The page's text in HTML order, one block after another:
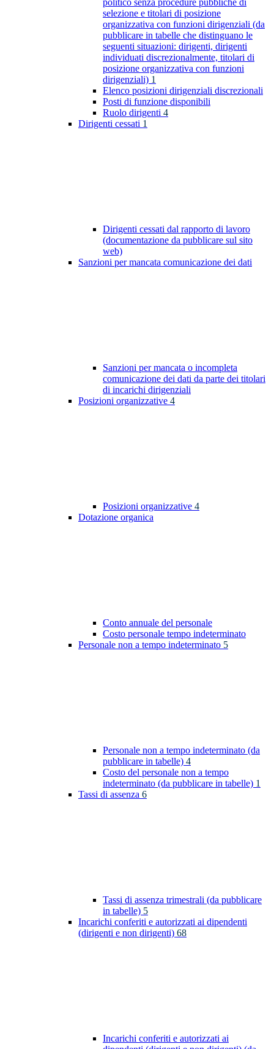
politico senza procedure pubbliche di
selezione e titolari di posizione
organizzativa con funzioni dirigenziali (da
pubblicare in tabelle che distinguano le
seguenti situazioni: dirigenti, dirigenti
individuati discrezionalmente, titolari di
posizione organizzativa con funzioni
dirigenziali) 1
Elenco posizioni dirigenziali discrezionali
Posti di funzione disponibili
Ruolo dirigenti 4
Dirigenti cessati 1
Dirigenti cessati dal rapporto di lavoro
(documentazione da pubblicare sul sito
web)
Sanzioni per mancata comunicazione dei dati
Sanzioni per mancata o incompleta
comunicazione dei dati da parte dei titolari
di incarichi dirigenziali
Posizioni organizzative 4
Posizioni organizzative 4
Dotazione organica
Conto annuale del personale
Costo personale tempo indeterminato
Personale non a tempo indeterminato 5
Personale non a tempo indeterminato (da
pubblicare in tabelle) 4
Costo del personale non a tempo
indeterminato (da pubblicare in tabelle) 1
Tassi di assenza 6
Tassi di assenza trimestrali (da pubblicare
in tabelle) 5
Incarichi conferiti e autorizzati ai dipendenti
(dirigenti e non dirigenti) 68
Incarichi conferiti e autorizzati ai